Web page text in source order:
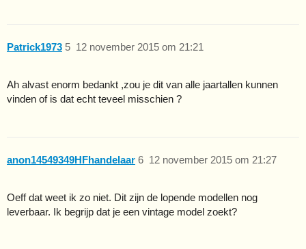
Patrick1973 12 november 2015 om 21:21
5
Ah alvast enorm bedankt ,zou je dit van alle jaartallen kunnen
vinden of is dat echt teveel misschien ?
anon14549349HFhandelaar 12 november 2015 om 21:27
6
Oeff dat weet ik zo niet. Dit zijn de lopende modellen nog
leverbaar. Ik begrijp dat je een vintage model zoekt?